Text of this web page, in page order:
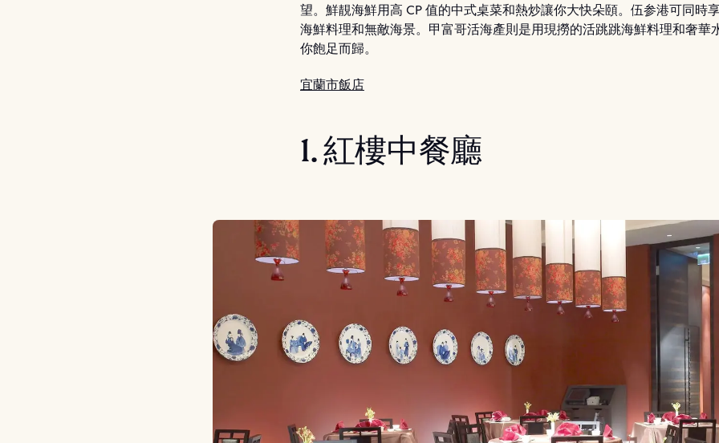
望。鮮靚海鮮用高 CP 值的中式桌菜和熱炒讓你大快朵頤。伍参港可同時
海鮮料理和無敵海景。甲富哥活海產則是用現撈的活跳跳海鮮料理和奢華
你飽足而歸。
宜蘭市飯店
1. 紅樓中餐廳